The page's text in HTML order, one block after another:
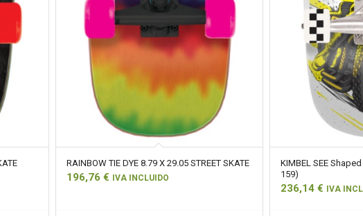
RAINBOW TIE DYE 8.79 X 29.05 STREET SKATE
196,76€ IVA INCLUIDO
KIMBEL SEE
159)
236,14 € IVA